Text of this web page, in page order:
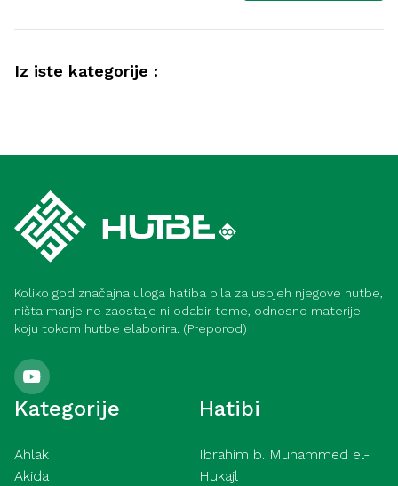
Iz iste kategorije :
Koliko god značajna uloga hatiba bila za uspjeh njegove hutbe,
ništa manje ne zaostaje ni odabir teme, odnosno materije
koju tokom hutbe elaborira. (Preporod)
Kategorije
Ahlak
Akida
Hatibi
Ibrahim b. Muhammed el-
Hukajl